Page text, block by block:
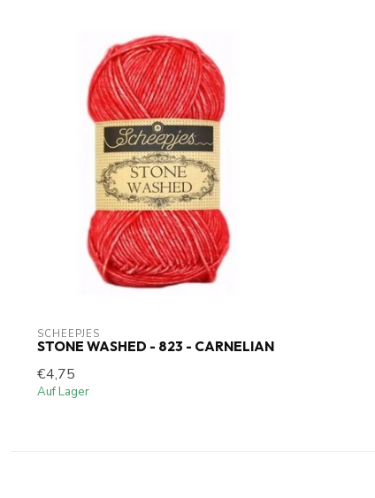
SCHEEPJES
STONE WASHED - 823 - CARNELIAN
€4,75
Auf Lager